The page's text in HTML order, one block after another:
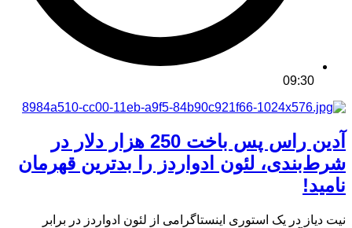
09:30
آدین راس پس باخت 250 هزار دلار در
شرط‌بندی، لئون ادواردز را بدترین قهرمان
نامید!
نیت دیاز در یک استوری اینستاگرامی از لئون ادواردز در برابر